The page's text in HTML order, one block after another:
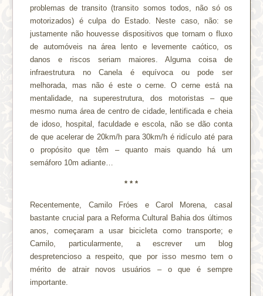
problemas de transito (transito somos todos, não só os
motorizados) é culpa do Estado. Neste caso, não: se
justamente não houvesse dispositivos que tornam o fluxo
de automóveis na área lento e levemente caótico, os
danos e riscos seriam maiores. Alguma coisa de
infraestrutura no Canela é equívoca ou pode ser
melhorada, mas não é este o cerne. O cerne está na
mentalidade, na superestrutura, dos motoristas – que
mesmo numa área de centro de cidade, lentificada e cheia
de idoso, hospital, faculdade e escola, não se dão conta
de que acelerar de 20km/h para 30km/h é ridículo até para
o propósito que têm – quanto mais quando há um
semáforo 10m adiante…
* * *
Recentemente, Camilo Fróes e Carol Morena, casal
bastante crucial para a Reforma Cultural Bahia dos últimos
anos, começaram a usar bicicleta como transporte; e
Camilo, particularmente, a escrever um blog
despretencioso a respeito, que por isso mesmo tem o
mérito de atrair novos usuários – o que é sempre
importante.